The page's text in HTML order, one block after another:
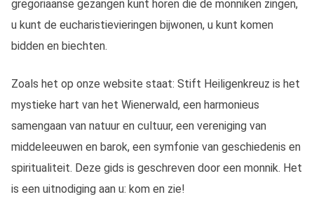
gregoriaanse gezangen kunt horen die de monniken zingen,
u kunt de eucharistievieringen bijwonen, u kunt komen
bidden en biechten.
Zoals het op onze website staat: Stift Heiligenkreuz is het
mystieke hart van het Wienerwald, een harmonieus
samengaan van natuur en cultuur, een vereniging van
middeleeuwen en barok, een symfonie van geschiedenis en
spiritualiteit. Deze gids is geschreven door een monnik. Het
is een uitnodiging aan u: kom en zie!